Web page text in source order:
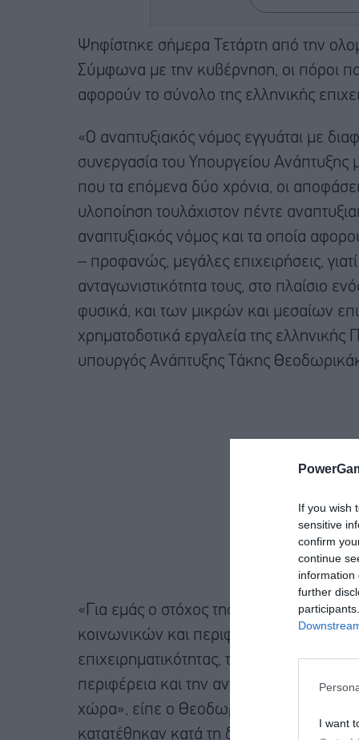
If you wish
sensitive
confirm
continue
information
further
I want
Ψηφίστηκε σήμερα Τετάρτη από την
Σύμφωνα με την κυβέρνηση, οι πόροι
αφορούν το σύνολο της ελληνικής
«Ο αναπτυξιακός νόμος εγγυάται με
συνεργασία του Υπουργείου Ανάπτυξης
που τα επόμενα δύο χρόνια, οι
υλοποίηση τουλάχιστον πέντε
αναπτυξιακός νόμος και τα οποία
– προφανώς, μεγάλες επιχειρήσεις,
ανταγωνιστικότητα τους, στο πλαίσιο
φυσικά, και των μικρών και μεσαίων
χρηματοδοτικά εργαλεία της ελληνικής
υπουργός Ανάπτυξης Τάκης
«Για εμάς ο στόχος της ανάπτυξης
κοινωνικών και περιφερειακών
επιχειρηματικότητας, τη στήριξη της
περιφέρεια και την αντιμετώπιση του
χώρα», είπε ο Θεοδωρικάκος και
κατατέθηκαν κατά τη διάρκεια της